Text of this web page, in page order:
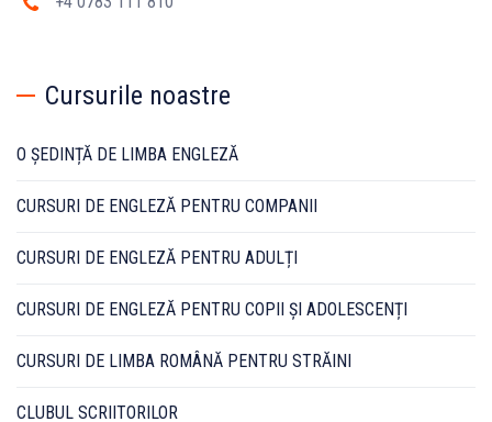
Cursurile noastre
O ȘEDINȚĂ DE LIMBA ENGLEZĂ
CURSURI DE ENGLEZĂ PENTRU COMPANII
CURSURI DE ENGLEZĂ PENTRU ADULȚI
CURSURI DE ENGLEZĂ PENTRU COPII ȘI ADOLESCENȚI
CURSURI DE LIMBA ROMÂNĂ PENTRU STRĂINI
CLUBUL SCRIITORILOR